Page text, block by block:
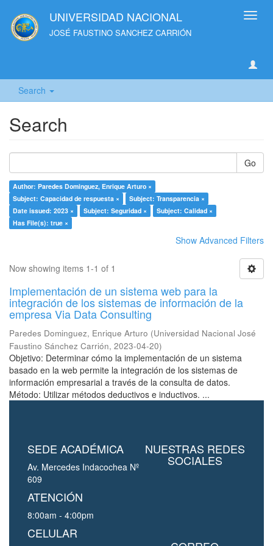
UNIVERSIDAD NACIONAL
JOSÉ FAUSTINO SANCHEZ CARRIÓN
Search
Search
Go
Author: Paredes Dominguez, Enrique Arturo ×
Subject: Capacidad de respuesta ×
Subject: Transparencia ×
Date issued: 2023 ×
Subject: Seguridad ×
Subject: Calidad ×
Has File(s): true ×
Show Advanced Filters
Now showing items 1-1 of 1
Implementación de un sistema web para la
integración de los sistemas de información de la
empresa Via Data Consulting
Paredes Dominguez, Enrique Arturo (Universidad Nacional José
Faustino Sánchez Carrión, 2023-04-20)
Objetivo: Determinar cómo la implementación de un sistema
basado en la web permite la integración de los sistemas de
información empresarial a través de la consulta de datos.
Método: Utilizar métodos deductivos e inductivos. ...
SEDE ACADÉMICA
Av. Mercedes Indacochea Nº
609
ATENCIÓN
8:00am - 4:00pm
CELULAR
NUESTRAS REDES
SOCIALES